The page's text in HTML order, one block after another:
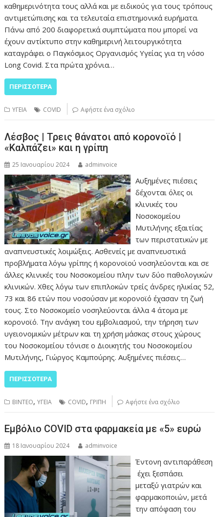
καθημερινότητα τους αλλά και με ειδικούς για τους τρόπους
αντιμετώπισης και τα τελευταία επιστημονικά ευρήματα.
Πάνω από 200 διαφορετικά συμπτώματα που μπορεί να
έχουν αντίκτυπο στην καθημερινή λειτουργικότητα
καταγράφει ο Παγκόσμιος Οργανισμός Υγείας για τη νόσο
Long Covid. Στα πρώτα χρόνια…
ΠΕΡΙΣΣΌΤΕΡΑ
ΥΓΕΙΑ COVID Αφήστε ένα σχόλιο
Λέσβος | Τρεις θάνατοι από κορονοϊό |
«Καλπάζει» και η γρίπη
25 Ιανουαρίου 2024 adminvoice
Αυξημένες πιέσεις
δέχονται όλες οι
κλινικές του
Νοσοκομείου
Μυτιλήνης εξαιτίας
των περιστατικών με
αναπνευστικές λοιμώξεις. Ασθενείς με αναπνευστικά
προβλήματα λόγω γρίπης ή κορονοϊού νοσηλεύονται και σε
άλλες κλινικές του Νοσοκομείου πλην των δύο παθολογικών
κλινικών. Χθες λόγω των επιπλοκών τρείς άνδρες ηλικίας 52,
73 και 86 ετών που νοσούσαν με κορονοϊό έχασαν τη ζωή
τους. Στο Νοσοκομείο νοσηλεύονται άλλα 4 άτομα με
κορονοϊό. Την ανάγκη του εμβολιασμού, την τήρηση των
υγειονομικών μέτρων και τη χρήση μάσκας στους χώρους
του Νοσοκομείου τόνισε ο Διοικητής του Νοσοκομείου
Μυτιλήνης, Γιώργος Καμπούρης. Αυξημένες πιέσεις…
ΠΕΡΙΣΣΌΤΕΡΑ
ΒΙΝΤΕΟ,ΥΓΕΙΑ COVID, ΓΡΙΠΗ Αφήστε ένα σχόλιο
Εμβόλιο COVID στα φαρμακεία με «5» ευρώ
18 Ιανουαρίου 2024 adminvoice
Έντονη αντιπαράθεση
έχει ξεσπάσει
μεταξύ γιατρών και
φαρμακοποιών, μετά
την απόφαση του